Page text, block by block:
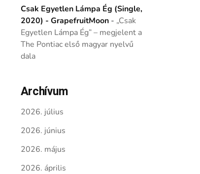
Csak Egyetlen Lámpa Ég (Single,
2020) - GrapefruitMoon- „Csak
Egyetlen Lámpa Ég” – megjelent a
The Pontiac első magyar nyelvű
dala
Archívum
2026. július
2026. június
2026. május
2026. április